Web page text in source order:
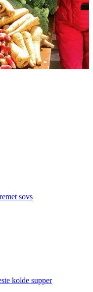
sovs
kolde supper